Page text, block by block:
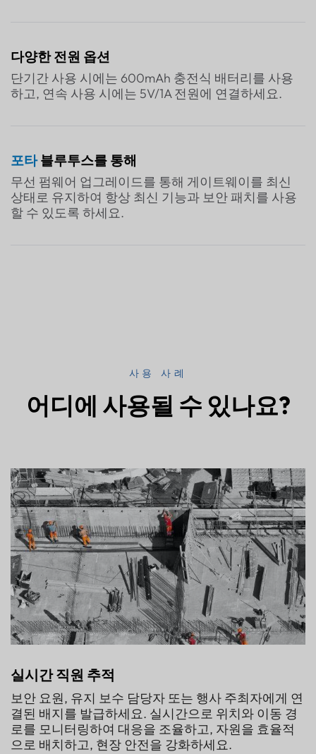
다양한 전원 옵션
단기간 사용 시에는 600mAh 충전식 배터리를 사용
하고, 연속 사용 시에는 5V/1A 전원에 연결하세요.
포타블루투스를 통해
무선 펌웨어 업그레이드를 통해 게이트웨이를 최신
상태로 유지하여 항상 최신 기능과 보안 패치를 사용
할 수 있도록 하세요.
사용 사례
어디에 사용될 수 있나요?
실시간 직원 추적
보안 요원, 유지 보수 담당자 또는 행사 주최자에게 연
결된 배지를 발급하세요. 실시간으로 위치와 이동 경
로를 모니터링하여 대응을 조율하고, 자원을 효율적
으로 배치하고, 현장 안전을 강화하세요.